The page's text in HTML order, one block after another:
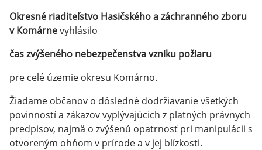
Okresné riaditeľstvo Hasičského a záchranného zboru
v Komárnevyhlásilo
čas zvýšeného nebezpečenstva vzniku požiaru
pre celé územie okresu Komárno.
Žiadame občanov o dôsledné dodržiavanie všetkých
povinností a zákazov vyplývajúcich z platných právnych
predpisov, najmä o zvýšenú opatrnosť pri manipulácii s
otvoreným ohňom v prírode a v jej blízkosti.